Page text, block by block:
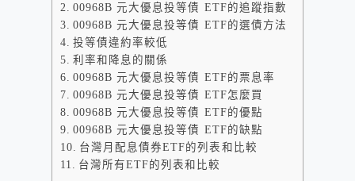
00968B 元大優息投等債 ETF的追蹤指數
00968B 元大優息投等債 ETF的選債方法
投等債違約率較低
利率和降息的關係
00968B 元大優息投等債 ETF的票息率
00968B 元大優息投等債 ETF怎麼買
00968B 元大優息投等債 ETF的優點
00968B 元大優息投等債 ETF的缺點
台灣月配息債券ETF的列表和比較
台灣所有ETF的列表和比較